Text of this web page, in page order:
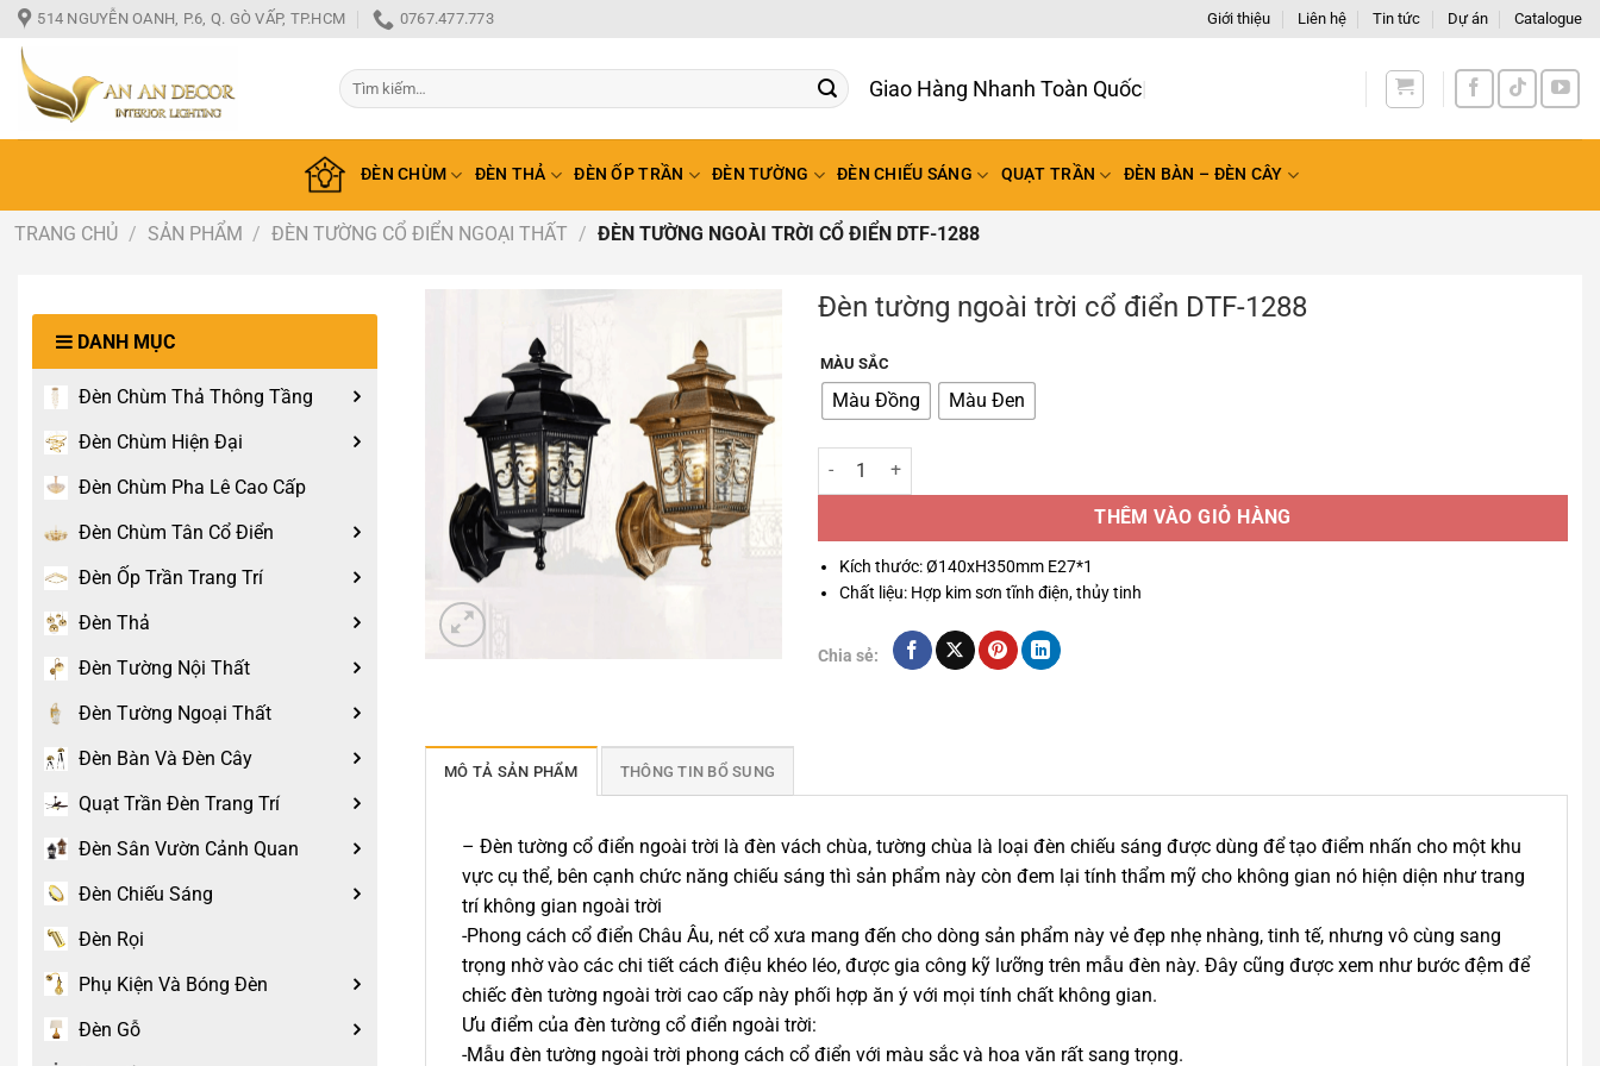
Bỏ
qua
nội
dung
514 NGUYỄN OANH, P.6, Q. GÒ VẤP, TP.HCM 0767.477.773 Giới thiệu Liên hệ Tin tức Dự án Catalogue
Tìm
kiếm:
Giao Hàng Nhanh Toàn
ĐÈN CHÙM ĐÈN THẢ ĐÈN ỐP TRẦN ĐÈN TƯỜNG ĐÈN CHIẾU SÁNG QUẠT TRẦN ĐÈN BÀN – ĐÈN CÂY
TRANG CHỦ / SẢN PHẨM / ĐÈN TƯỜNG CỔ ĐIỂN NGOẠI THẤT / ĐÈN TƯỜNG NGOÀI TRỜI CỔ ĐIỂN DTF-1288
DANH MỤC
Đèn Chùm Thả Thông Tầng
Đèn Chùm Hiện Đại
Đèn Chùm Pha Lê Cao Cấp
Đèn Chùm Tân Cổ Điển
Đèn Ốp Trần Trang Trí
Đèn Thả
Đèn Tường Nội Thất
Đèn Tường Ngoại Thất
Đèn Bàn Và Đèn Cây
Quạt Trần Đèn Trang Trí
Đèn Sân Vườn Cảnh Quan
Đèn Chiếu Sáng
Đèn Rọi
Phụ Kiện Và Bóng Đèn
Đèn Gỗ
Đèn tường ngoài trời cổ điển DTF-1288
MÀU SẮC
Màu Đồng Màu Đen
Đèn tường ngoài trời cổ điển DTF-1288 số lượng
THÊM VÀO GIỎ HÀNG
Kích thước: Ø140xH350mm E27*1
Chất liệu: Hợp kim sơn tĩnh điện, thủy tinh
Chia sẻ:
MÔ TẢ SẢN PHẨM THÔNG TIN BỔ SUNG
– Đèn tường cổ điển ngoài trời là đèn vách chùa, tường chùa là loại đèn chiếu sáng được dùng để tạo điểm nhấn cho một khu
vực cụ thể, bên cạnh chức năng chiếu sáng thì sản phẩm này còn đem lại tính thẩm mỹ cho không gian nó hiện diện như trang
trí không gian ngoài trời
-Phong cách cổ điển Châu Âu, nét cổ xưa mang đến cho dòng sản phẩm này vẻ đẹp nhẹ nhàng, tinh tế, nhưng vô cùng sang
trọng nhờ vào các chi tiết cách điệu khéo léo, được gia công kỹ lưỡng trên mẫu đèn này. Đây cũng được xem như bước đệm để
chiếc đèn tường ngoài trời cao cấp này phối hợp ăn ý với mọi tính chất không gian.
Ưu điểm của đèn tường cổ điển ngoài trời:
-Mẫu đèn tường ngoài trời phong cách cổ điển với màu sắc và hoa văn rất sang trọng.